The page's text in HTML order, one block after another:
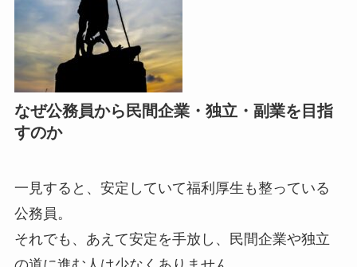
なぜ公務員から民間企業・独立・副業を目指
すのか
一見すると、安定していて福利厚生も整っている
公務員。
それでも、あえて安定を手放し、民間企業や独立